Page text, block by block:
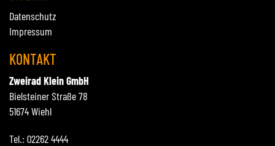
Datenschutz
Impressum
KONTAKT
Zweirad Klein GmbH
Bielsteiner Straße 78
51674 Wiehl
Tel.: 02262 4444